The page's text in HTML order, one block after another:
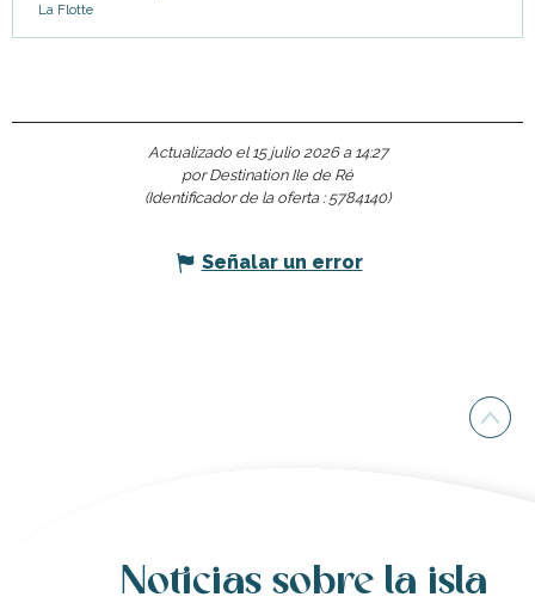
La Flotte
Actualizado el 15 julio 2026 a 14:27
por Destination Ile de Ré
(Identificador de la oferta : 5784140)
Señalar un error
Noticias sobre la isla